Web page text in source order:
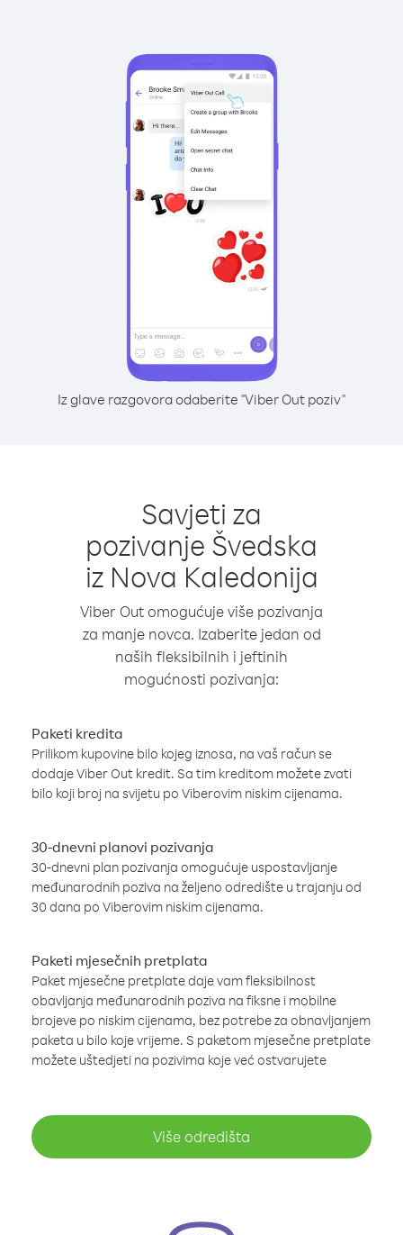
Iz glave razgovora odaberite "Viber Out poziv"
Savjeti za
pozivanje Švedska
iz Nova Kaledonija
Viber Out omogućuje više pozivanja
za manje novca. Izaberite jedan od
naših fleksibilnih i jeftinih
mogućnosti pozivanja:
Paketi kredita
Prilikom kupovine bilo kojeg iznosa, na vaš račun se
dodaje Viber Out kredit. Sa tim kreditom možete zvati
bilo koji broj na svijetu po Viberovim niskim cijenama.
30-dnevni planovi pozivanja
30-dnevni plan pozivanja omogućuje uspostavljanje
međunarodnih poziva na željeno odredište u trajanju od
30 dana po Viberovim niskim cijenama.
Paketi mjesečnih pretplata
Paket mjesečne pretplate daje vam fleksibilnost
obavljanja međunarodnih poziva na fiksne i mobilne
brojeve po niskim cijenama, bez potrebe za obnavljanjem
paketa u bilo koje vrijeme. S paketom mjesečne pretplate
možete uštedjeti na pozivima koje već ostvarujete
Više odredišta